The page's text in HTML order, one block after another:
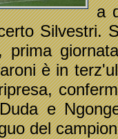
a
Silvestri.
è in
e
del